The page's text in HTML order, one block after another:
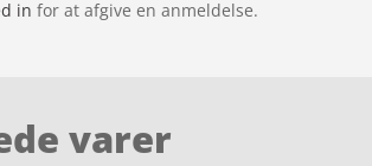
in for at afgive en anmeldelse.
varer